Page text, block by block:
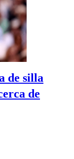
de silla
de